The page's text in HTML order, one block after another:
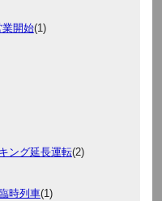
業開始(1)
ング延長運転(2)
時列車(1)